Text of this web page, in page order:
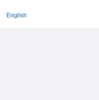
English